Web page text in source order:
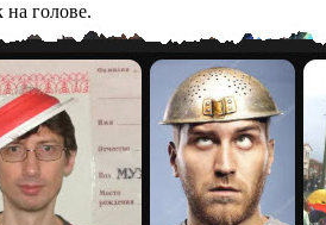
голове.